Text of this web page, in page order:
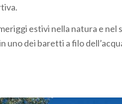
estivi nella natura e nel
uno dei baretti a filo